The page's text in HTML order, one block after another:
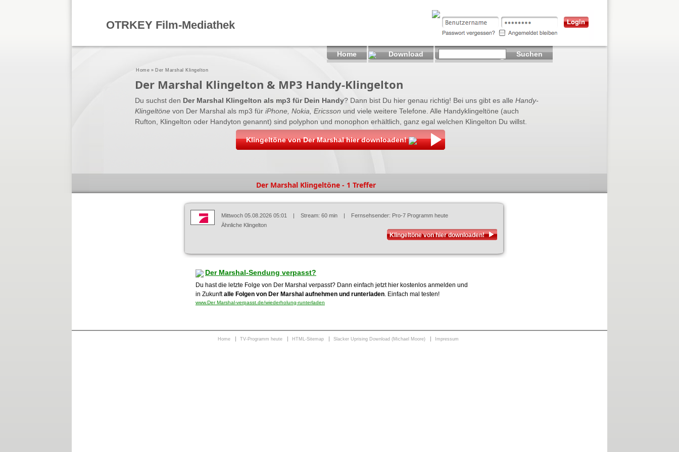
Der Marshal Klingelton & MP3 Handy-Klingelton
Du suchst den Der Marshal Klingelton als mp3 für Dein Handy? Dann bist Du hier genau richtig! Bei uns gibt es alle Handy-
Klingeltöne von Der Marshal als mp3 für iPhone, Nokia, Ericsson und viele weitere Telefone. Alle Handyklingeltöne (auch
Rufton, Klingelton oder Handyton genannt) sind polyphon und monophon erhältlich, ganz egal welchen Klingelton Du willst.
Klingeltöne von Der Marshal hier downloaden!
Der Marshal Klingeltöne - 1 Treffer
Mittwoch 05.08.2026 05:01 | Stream: 60 min | Fernsehsender: Pro-7 Programm heute
Ähnliche Klingelton
Klingeltöne von hier downloaden!
Der Marshal-Sendung verpasst?
Du hast die letzte Folge von Der Marshal verpasst? Dann einfach jetzt hier kostenlos anmelden und
in Zukunftalle Folgen von Der Marshal aufnehmen und runterladen. Einfach mal testen!
www.Der Marshal-verpasst.de/wiederholung-runterladen
Home » Der Marshal Klingelton
OTRKEY Film-Mediathek
Home Download Suchen
Home TV-Programm heute HTML-Sitemap Slacker Uprising Download (Michael Moore) Impressum